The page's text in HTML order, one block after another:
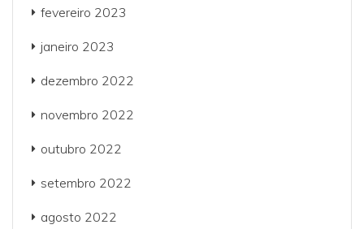
fevereiro 2023
janeiro 2023
dezembro 2022
novembro 2022
outubro 2022
setembro 2022
agosto 2022